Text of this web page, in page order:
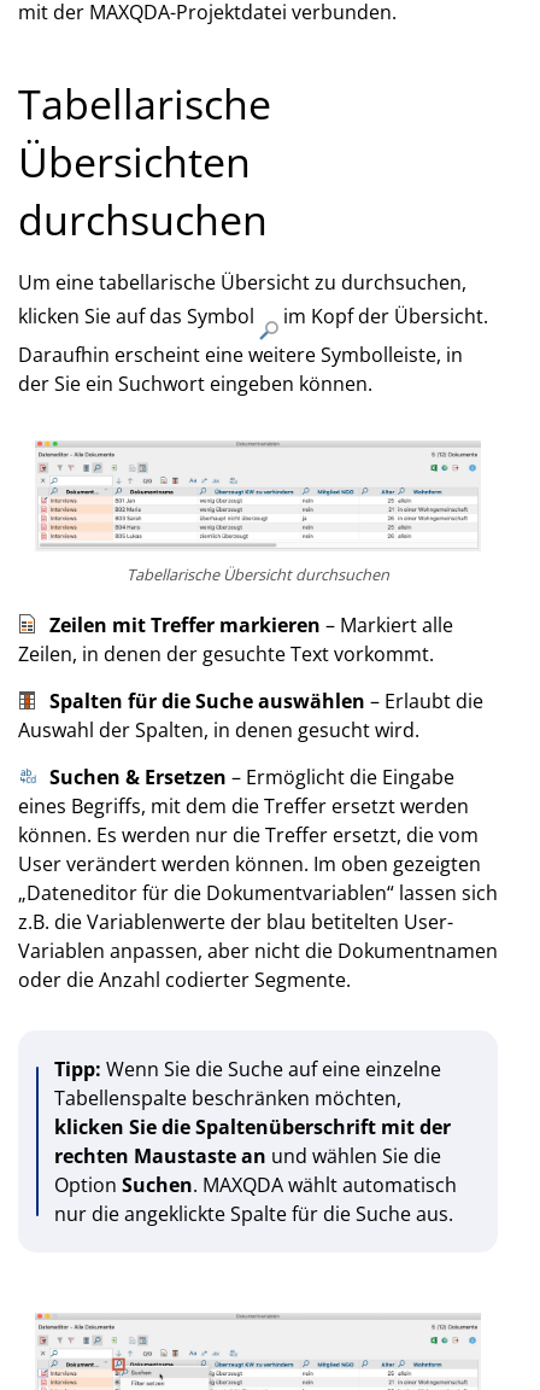
mit der MAX­QDA-Projektdatei verbunden.
Tabellarische
Übersichten
durchsuchen
Um eine tabellarische Übersicht zu durchsuchen,
klicken Sie auf das Symbol
im Kopf der Übersicht.
Daraufhin erscheint eine weitere Symbolleiste, in
der Sie ein Suchwort eingeben können.
Tabellarische Übersicht durchsuchen
Zeilen mit Treffer markieren – Markiert alle
Zeilen, in denen der gesuchte Text vorkommt.
Spalten für die Suche auswählen – Erlaubt die
Auswahl der Spalten, in denen gesucht wird.
Suchen & Ersetzen – Ermöglicht die Eingabe
eines Begriffs, mit dem die Treffer ersetzt werden
können. Es werden nur die Treffer ersetzt, die vom
User verändert werden können. Im oben gezeigten
„Dateneditor für die Dokumentvariablen“ lassen sich
z.B. die Variablenwerte der blau betitelten User-
Variablen anpassen, aber nicht die Dokumentnamen
oder die Anzahl codierter Segmente.
Tipp: Wenn Sie die Suche auf eine einzelne
Tabellenspalte beschränken möchten,
klicken Sie die Spaltenüberschrift mit der
rechten Maustaste an und wählen Sie die
Option Suchen. MAXQDA wählt automatisch
nur die angeklickte Spalte für die Suche aus.